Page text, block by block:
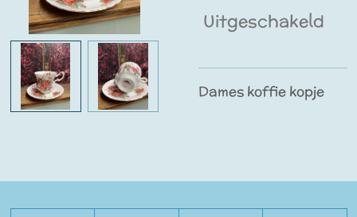
Uitgeschakeld
Dames koffie kopje